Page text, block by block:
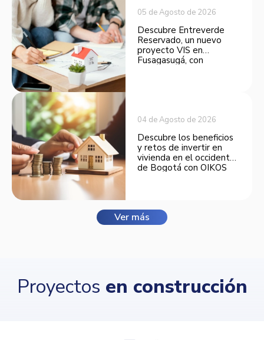
05 de Agosto de 2026
Descubre Entreverde
Reservado, un nuevo
proyecto VIS en
Fusagasugá, con
04 de Agosto de 2026
Descubre los beneficios
y retos de invertir en
vivienda en el occidente
de Bogotá con OIKOS
Ver más
Proyectos en construcción